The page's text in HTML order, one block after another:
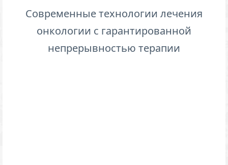
Современные технологии лечения
онкологии с гарантированной
непрерывностью терапии